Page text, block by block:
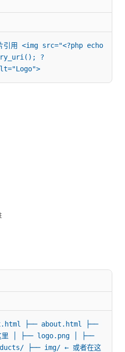
引用 <img src="<?php echo
?
├── about.html ├──
里 │ ├── logo.png │ ├──
├── img/ ← 或者在这